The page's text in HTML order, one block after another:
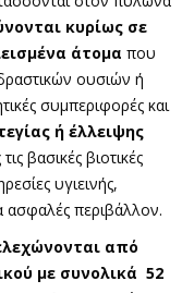
κυρίως σε
άτομα που
ουσιών ή
συμπεριφορές και
ή έλλειψης
βασικές βιοτικές
υγιεινής,
ασφαλές περιβάλλον.
από
με συνολικά 52